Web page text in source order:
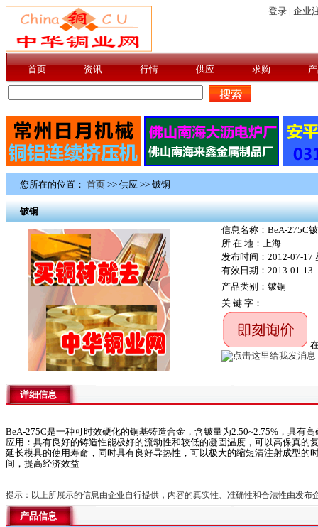
您所在的位置： 首页 >> 供应 >> 铍铜
铍铜
信息名称：BeA-275C
所 在 地：上海
发布时间：2012-07-17
有效日期：2013-01-13
产品类别：铍铜
关 键 字：
详细信息
BeA-275C是一种可时效硬化的铜基铸造合金，含铍量为2.50~2.75%，
应用：具有良好的铸造性能极好的流动性和较低的凝固温度，可以高保真
延长模具的使用寿命，同时具有良好导热性，可以极大的缩短清注射成型
间，提高经济效益
提示：以上所展示的信息由企业自行提供，内容的真实性、准确性和合法性由发布
产品信息